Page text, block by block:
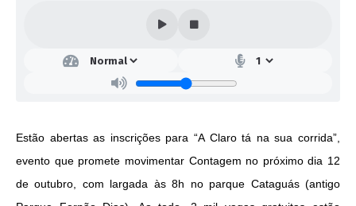
Estão abertas as inscrições para “A Claro tá na sua corrida”,
evento que promete movimentar Contagem no próximo dia 12
de outubro, com largada às 8h no parque Cataguás (antigo